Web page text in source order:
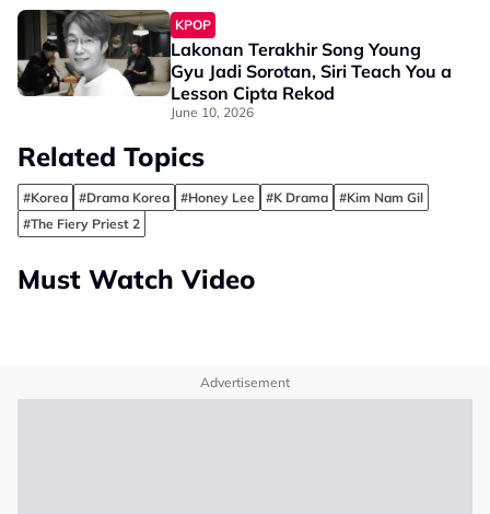
KPOP
Lakonan Terakhir Song Young
Gyu Jadi Sorotan, Siri Teach You a
Lesson Cipta Rekod
June 10, 2026
Related Topics
#Korea #Drama Korea #Honey Lee #K Drama
#Kim Nam Gil
#The Fiery Priest 2
Must Watch Video
Advertisement